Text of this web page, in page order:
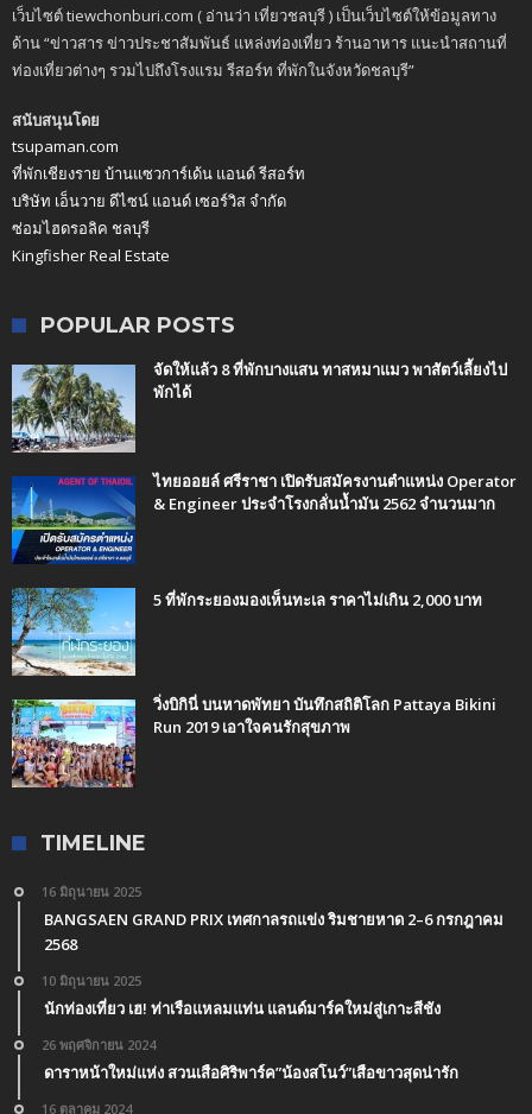
เว็บไซต์ tiewchonburi.com ( อ่านว่า เที่ยวชลบุรี ) เป็นเว็บไซต์ให้ข้อมูลทาง
ด้าน “ข่าวสาร ข่าวประชาสัมพันธ์ แหล่งท่องเที่ยว ร้านอาหาร แนะนำสถานที่
ท่องเที่ยวต่างๆ รวมไปถึงโรงแรม รีสอร์ท ที่พักในจังหวัดชลบุรี”
สนับสนุนโดย
tsupaman.com
ที่พักเชียงราย บ้านแซวการ์เด้น แอนด์ รีสอร์ท
บริษัท เอ็นวาย ดีไซน์ แอนด์ เซอร์วิส จำกัด
ซ่อมไฮดรอลิค ชลบุรี
Kingfisher Real Estate
POPULAR POSTS
จัดให้แล้ว 8 ที่พักบางแสน ทาสหมาแมว พาสัตว์เลี้ยงไป
พักได้
ไทยออยล์ ศรีราชา เปิดรับสมัครงานตำแหน่ง Operator
& Engineer ประจำโรงกลั่นน้ำมัน 2562 จำนวนมาก
5 ที่พักระยองมองเห็นทะเล ราคาไม่เกิน 2,000 บาท
วิ่งบิกินี่ บนหาดพัทยา บันทึกสถิติโลก Pattaya Bikini
Run 2019 เอาใจคนรักสุขภาพ
TIMELINE
16 มิถุนายน 2025
BANGSAEN GRAND PRIX เทศกาลรถแข่ง ริมชายหาด 2–6 กรกฎาคม
2568
10 มิถุนายน 2025
นักท่องเที่ยว เฮ! ท่าเรือแหลมแท่น แลนด์มาร์คใหม่สู่เกาะสีชัง
26 พฤศจิกายน 2024
ดาราหน้าใหม่แห่ง สวนเสือศิริพาร์ค”น้องสโนว์”เสือขาวสุดน่ารัก
16 ตุลาคม 2024